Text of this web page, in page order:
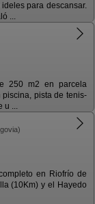
para descansar.
...
250 m2 en parcela
pista de tenis-
u ...
en Riofrío de
(10Km) y el Hayedo